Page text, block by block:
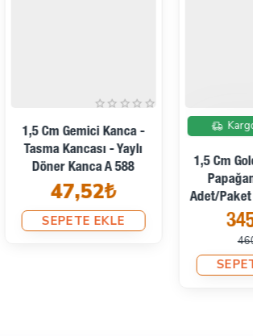
-
İndirimde
Kargoya Hazır
1,5 Cm Gold Yaylı Döner
Papağan Kanca 50
Adet/Paket A 546 PROMO
345,60₺